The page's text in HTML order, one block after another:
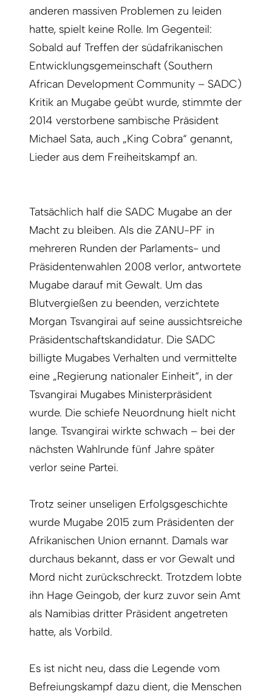
anderen massiven Problemen zu leiden
hatte, spielt keine Rolle. Im Gegenteil:
Sobald auf Treffen der südafrikanischen
Entwicklungsgemeinschaft (Southern
African Development Community – SADC)
Kritik an Mugabe geübt wurde, stimmte der
2014 verstorbene sambische Präsident
Michael Sata, auch „King Cobra“ genannt,
Lieder aus dem Freiheitskampf an.
Tatsächlich half die SADC Mugabe an der
Macht zu bleiben. Als die ZANU-PF in
mehreren Runden der Parlaments- und
Präsidentenwahlen 2008 verlor, antwortete
Mugabe darauf mit Gewalt. Um das
Blutvergießen zu beenden, verzichtete
Morgan Tsvangirai auf seine aussichtsreiche
Präsidentschaftskandidatur. Die SADC
billigte Mugabes Verhalten und vermittelte
eine „Regierung nationaler Einheit“, in der
Tsvangirai Mugabes Ministerpräsident
wurde. Die schiefe Neuordnung hielt nicht
lange. Tsvangirai wirkte schwach – bei der
nächsten Wahlrunde fünf Jahre später
verlor seine Partei.
Trotz seiner unseligen Erfolgsgeschichte
wurde Mugabe 2015 zum Präsidenten der
Afrikanischen Union ernannt. Damals war
durchaus bekannt, dass er vor Gewalt und
Mord nicht zurückschreckt. Trotzdem lobte
ihn Hage Geingob, der kurz zuvor sein Amt
als Namibias dritter Präsident angetreten
hatte, als Vorbild.
Es ist nicht neu, dass die Legende vom
Befreiungskampf dazu dient, die Menschen